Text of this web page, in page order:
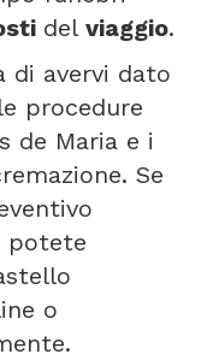
del viaggio.
di avervi dato
procedure
de Maria e i
Se
potete
o